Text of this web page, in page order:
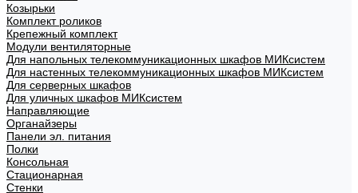
Козырьки
Комплект роликов
Крепежный комплект
Модули вентиляторные
Для напольных телекоммуникационных шкафов МИКсистем
Для настенных телекоммуникационных шкафов МИКсистем
Для серверных шкафов
Для уличных шкафов МИКсистем
Направляющие
Органайзеры
Панели эл. питания
Полки
Консольная
Стационарная
Стенки